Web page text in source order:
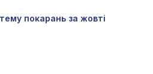
покарань за жовті